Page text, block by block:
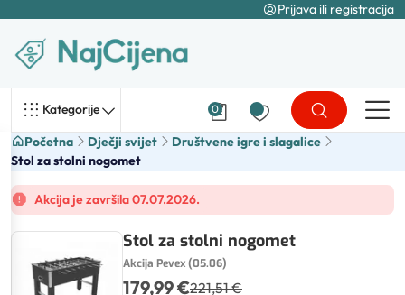
Prijava ili registracija
Kategorije 0
Početna Dječji svijet
Društvene igre i slagalice
Stol za stolni nogomet
Akcija je završila 07.07.2026.
Stol za stolni nogomet
Akcija Pevex (05.06)
179,99 €221,51 €